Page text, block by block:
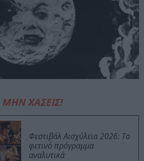
ΜΗΝ ΧΑΣΕΙΣ!
Φεστιβάλ Αισχύλεια 2026: Το
φετινό πρόγραμμα
αναλυτικά